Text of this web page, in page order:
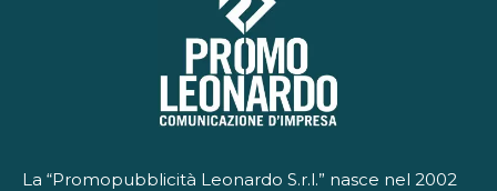
La “Promopubblicità Leonardo S.r.l.” nasce nel 2002